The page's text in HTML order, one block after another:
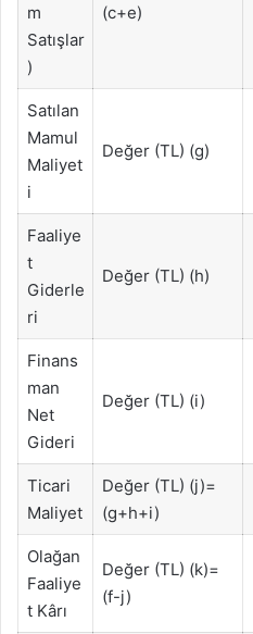
m
Satışlar
)
(c+e)
Satılan
Mamul
Maliyet
i
Değer (TL) (g)
Faaliye
t
Giderle
ri
Değer (TL) (h)
Finans
man
Net
Gideri
Değer (TL) (i)
Ticari
Maliyet
Değer (TL) (j)=
(g+h+i)
Olağan
Faaliye
t Kârı
Değer (TL) (k)=
(f-j)